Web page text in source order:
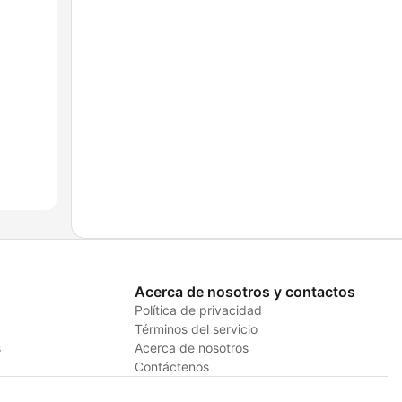
Acerca de nosotros y contactos
Política de privacidad
Términos del servicio
Acerca de nosotros
Contáctenos